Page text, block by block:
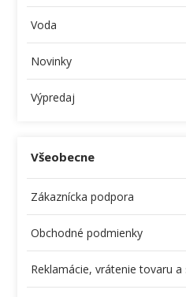
Voda
Novinky
Výpredaj
Všeobecne
Zákaznícka podpora
Obchodné podmienky
Reklamácie, vrátenie tovaru